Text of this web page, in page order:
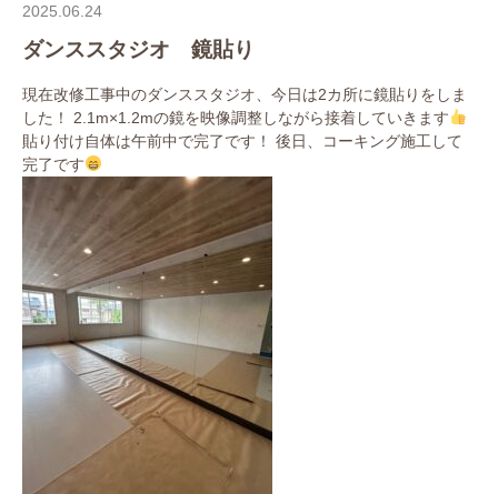
2025.06.24
ダンススタジオ 鏡貼り
現在改修工事中のダンススタジオ、今日は2カ所に鏡貼りをしま
した！ 2.1m×1.2mの鏡を映像調整しながら接着していきます
貼り付け自体は午前中で完了です！ 後日、コーキング施工して
完了です